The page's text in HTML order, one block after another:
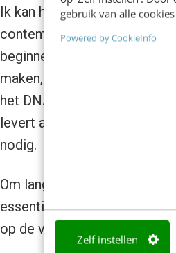
gebruik van alle
Powered by CookieInfo
Zelf instellen
Ik kan het niet genoeg
contentmarketingstrategie.
beginnen en gewoon te
maken, publiceren,
het DNA van je organisatie
levert aan het behalen van
nodig.
Om lange en kostbare
essentie. Je bedenkt van
op de vijf belangrijkste